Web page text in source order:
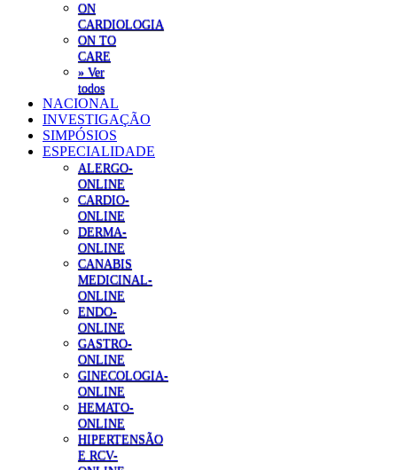
ON
CARDIOLOGIA
ON TO
CARE
» Ver
todos
NACIONAL
INVESTIGAÇÃO
SIMPÓSIOS
ESPECIALIDADE
ALERGO-
ONLINE
CARDIO-
ONLINE
DERMA-
ONLINE
CANABIS
MEDICINAL-
ONLINE
ENDO-
ONLINE
GASTRO-
ONLINE
GINECOLOGIA-
ONLINE
HEMATO-
ONLINE
HIPERTENSÃO
E RCV-